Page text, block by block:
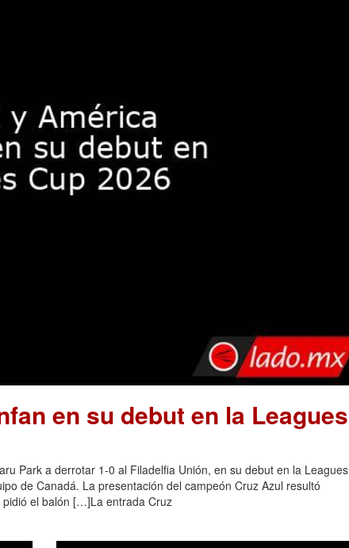
en su debut en la Leagues
Park a derrotar 1-0 al Filadelfia Unión, en su debut en la Leagues
de Canadá. La presentación del campeón Cruz Azul resultó
el balón […]La entrada Cruz